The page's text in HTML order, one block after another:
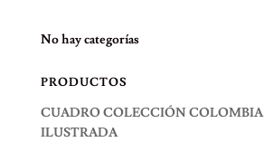
$ 80.000.
No hay categorías
PRODUCTOS
CUADRO COLECCIÓN COLOMBIA
ILUSTRADA